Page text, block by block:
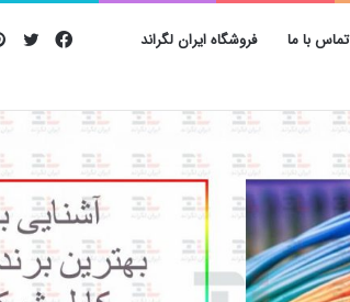
تماس با ما فروشگاه ایران لگراند فیس
بوک